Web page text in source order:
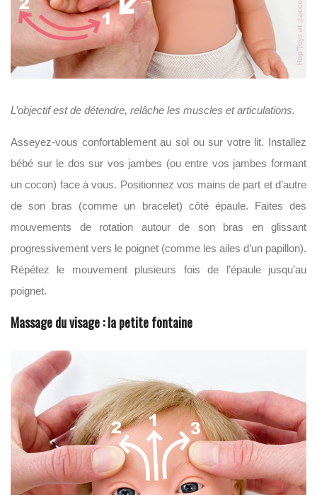
L’objectif est de détendre, relâche les muscles et articulations.
Asseyez-vous confortablement au sol ou sur votre lit. Installez
bébé sur le dos sur vos jambes (ou entre vos jambes formant
un cocon) face à vous. Positionnez vos mains de part et d’autre
de son bras (comme un bracelet) côté épaule. Faites des
mouvements de rotation autour de son bras en glissant
progressivement vers le poignet (comme les ailes d’un papillon).
Répétez le mouvement plusieurs fois de l’épaule jusqu’au
poignet.
Massage du visage : la petite fontaine